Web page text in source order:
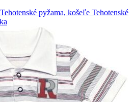
Tehotenské pyžama, košeľe Tehotenské